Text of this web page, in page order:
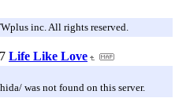
inc. All rights reserved.
Life Like Love
was not found on this server.